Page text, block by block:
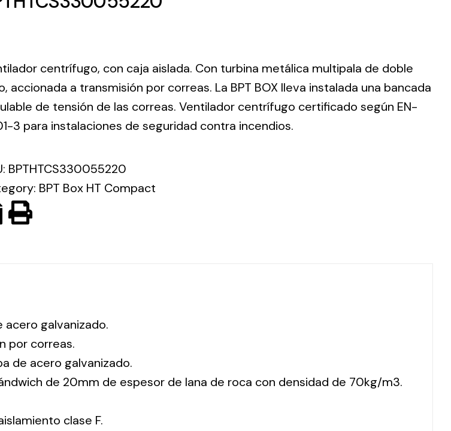
incorporation of
Novovent into
the group
ventilation
products for
different uses
Solar lighting
Variety of solar
solutions for all
centrífugo, con caja aislada. Con turbina metálica multipala de doble
accionada a transmisión por correas. La BPT BOX lleva instalada una bancada
de tensión de las correas. Ventilador centrífugo certificado según EN-
3 para instalaciones de seguridad contra incendios.
BPTHTCS330055220
BPT Box HT Compact
acero galvanizado.
por correas.
de acero galvanizado.
de 20mm de espesor de lana de roca con densidad de 70kg/m3.
clase F.